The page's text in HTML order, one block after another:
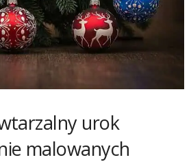
urok
malowanych